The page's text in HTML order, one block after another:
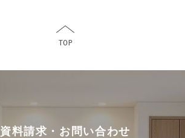
資料請求・お問い合わせ